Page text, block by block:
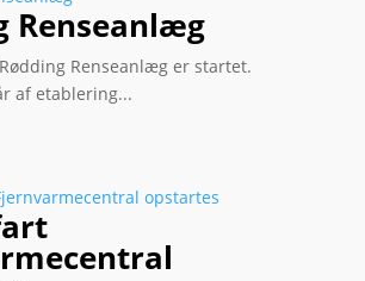
Renseanlæg
Renseanlæg er startet.
af etablering...